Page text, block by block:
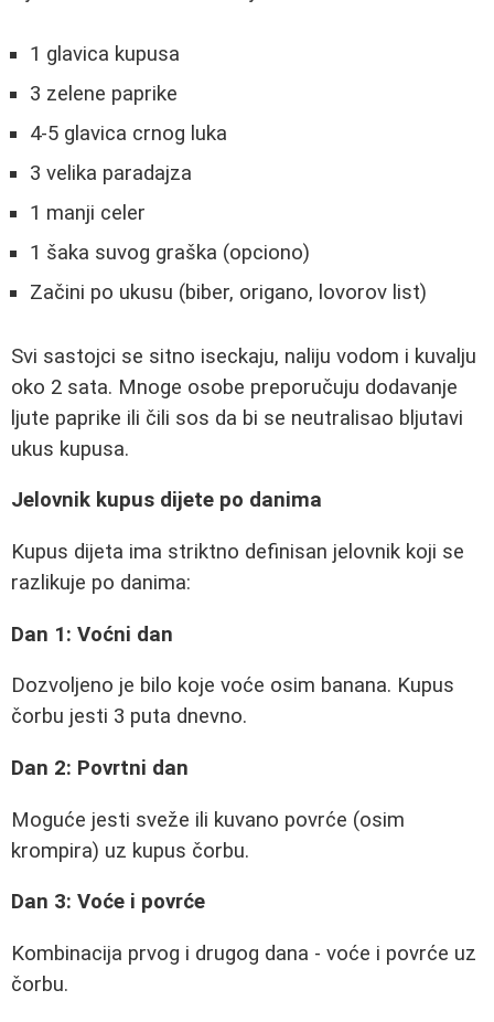
1 glavica kupusa
3 zelene paprike
4-5 glavica crnog luka
3 velika paradajza
1 manji celer
1 šaka suvog graška (opciono)
Začini po ukusu (biber, origano, lovorov list)
Svi sastojci se sitno iseckaju, naliju vodom i kuvalju
oko 2 sata. Mnoge osobe preporučuju dodavanje
ljute paprike ili čili sos da bi se neutralisao bljutavi
ukus kupusa.
Jelovnik kupus dijete po danima
Kupus dijeta ima striktno definisan jelovnik koji se
razlikuje po danima:
Dan 1: Voćni dan
Dozvoljeno je bilo koje voće osim banana. Kupus
čorbu jesti 3 puta dnevno.
Dan 2: Povrtni dan
Moguće jesti sveže ili kuvano povrće (osim
krompira) uz kupus čorbu.
Dan 3: Voće i povrće
Kombinacija prvog i drugog dana - voće i povrće uz
čorbu.